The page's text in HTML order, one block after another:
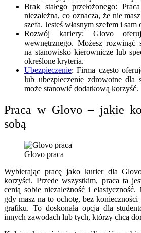
Brak stałego przełożonego:
niezależna, co oznacza, że nie
szefa. Jesteś własnym szefem i
Rozwój kariery: Glovo
wewnętrznego. Możesz rozwinąć
na stanowisko kierownicze lub
określone kryteria.
Ubezpieczenie: Firma często
lub ubezpieczenie zdrowotne dla
może stanowić dodatkową korzyść.
Praca w Glovo – jakie
sobą
Glovo praca
Wybierając pracę jako kurier dla
korzyści. Przede wszystkim, praca ta
cenią sobie niezależność i elastyczność.
gdy masz na to ochotę, bez konieczności
grafiku. To doskonała opcja dla
innych zawodach lub tych, którzy chcą